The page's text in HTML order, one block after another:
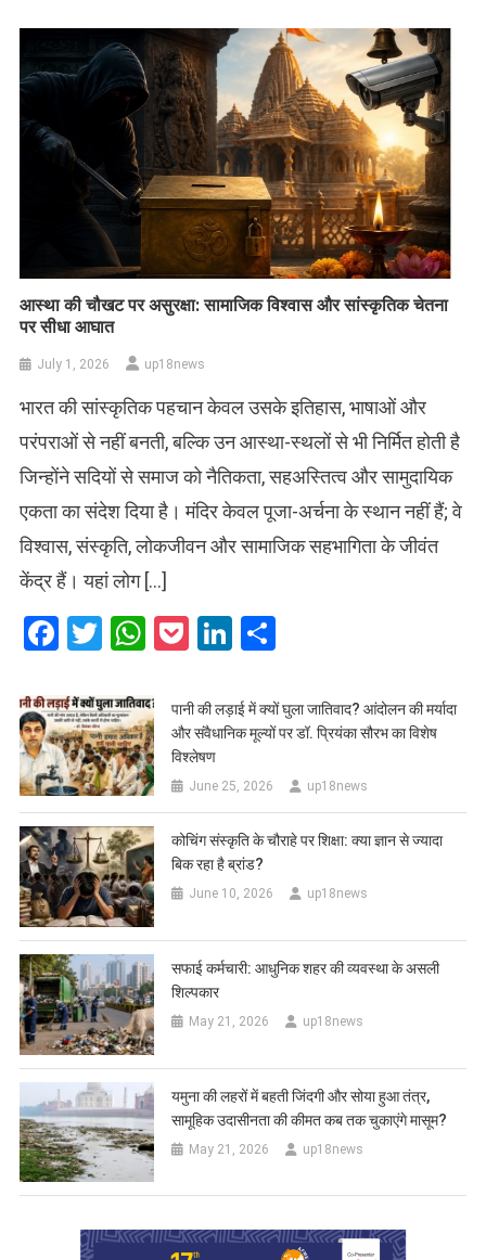
आस्था की चौखट पर असुरक्षा: सामाजिक विश्वास और सांस्कृतिक चेतना
पर सीधा आघात
July 1, 2026 up18news
भारत की सांस्कृतिक पहचान केवल उसके इतिहास, भाषाओं और
परंपराओं से नहीं बनती, बल्कि उन आस्था-स्थलों से भी निर्मित होती है
जिन्होंने सदियों से समाज को नैतिकता, सहअस्तित्व और सामुदायिक
एकता का संदेश दिया है। मंदिर केवल पूजा-अर्चना के स्थान नहीं हैं; वे
विश्वास, संस्कृति, लोकजीवन और सामाजिक सहभागिता के जीवंत
केंद्र हैं। यहां लोग […]
Facebook
Twitter
WhatsApp
PocketLinkedIn
पानी की लड़ाई में क्यों घुला जातिवाद? आंदोलन की मर्यादा
और संवैधानिक मूल्यों पर डॉ. प्रियंका सौरभ का विशेष
विश्लेषण
June 25, 2026 up18news
कोचिंग संस्कृति के चौराहे पर शिक्षा: क्या ज्ञान से ज्यादा
बिक रहा है ब्रांड?
June 10, 2026 up18news
सफाई कर्मचारी: आधुनिक शहर की व्यवस्था के असली
शिल्पकार
May 21, 2026 up18news
यमुना की लहरों में बहती जिंदगी और सोया हुआ तंत्र,
सामूहिक उदासीनता की कीमत कब तक चुकाएंगे मासूम?
May 21, 2026 up18news